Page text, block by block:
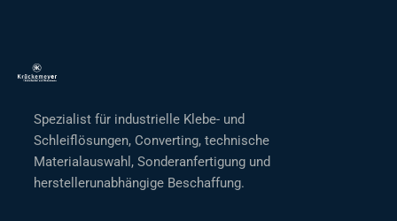
Spezialist für industrielle Klebe- und
Schleiflösungen, Converting, technische
Materialauswahl, Sonderanfertigung und
herstellerunabhängige Beschaffung.